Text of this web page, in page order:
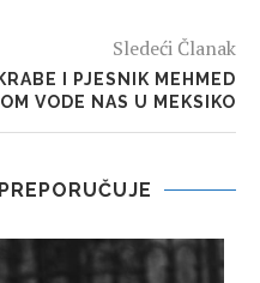
Sledeći Članak
I PJESNIK MEHMED
VODE NAS U MEKSIKO